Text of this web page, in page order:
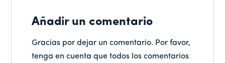
Añadir un comentario
Gracias por dejar un comentario. Por favor,
tenga en cuenta que todos los comentarios